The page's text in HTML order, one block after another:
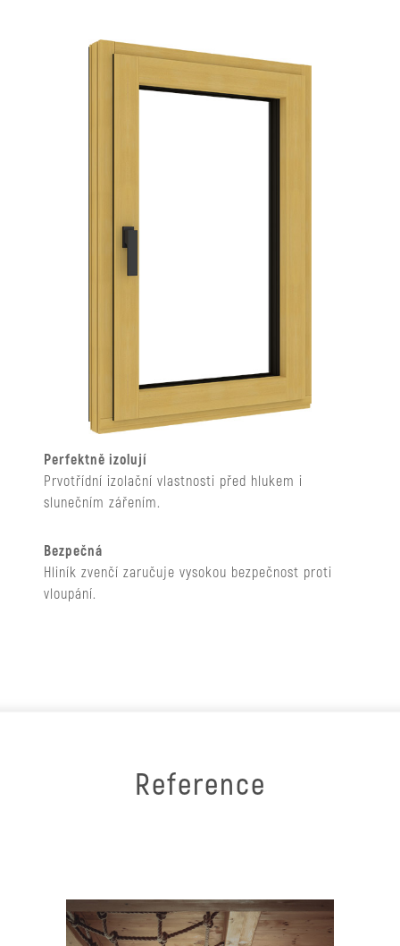
Perfektně izolují
Prvotřídní izolační vlastnosti před hlukem i
slunečním zářením.
Bezpečná
Hliník zvenčí zaručuje vysokou bezpečnost proti
vloupání.
Reference